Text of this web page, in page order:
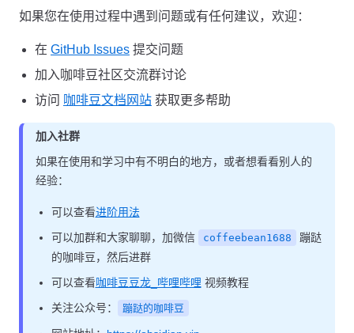
如果您在使用过程中遇到问题或有任何建议，欢迎：
在 GitHub Issues 提交问题
加入咖啡豆社区交流群讨论
访问 咖啡豆文档网站 获取更多帮助
加入社群
如果在使用和学习中有不明白的地方，或者想看看别人的
经验：
可以查看进阶用法
可以加群和大家聊聊，加微信
coffeebean1688
蹦跶
的咖啡豆，然后进群
可以查看咖啡豆豆龙_哔哩哔哩 视频教程
关注公众号：
蹦跶的咖啡豆